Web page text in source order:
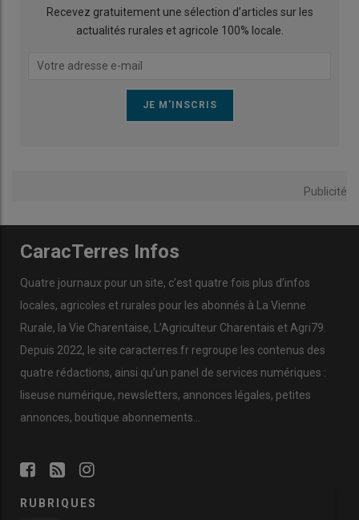
Recevez gratuitement une sélection d’articles sur les
actualités rurales et agricole 100% locale.
Publicité
CaracTerres Infos
Quatre journaux pour un site, c’est quatre fois plus d’infos
locales, agricoles et rurales pour les abonnés à La Vienne
Rurale, la Vie Charentaise, L’Agriculteur Charentais et Agri79.
Depuis 2022, le site caracterres.fr regroupe les contenus des
quatre rédactions, ainsi qu’un panel de services numériques :
liseuse numérique, newsletters, annonces légales, petites
annonces, boutique abonnements…
RUBRIQUES